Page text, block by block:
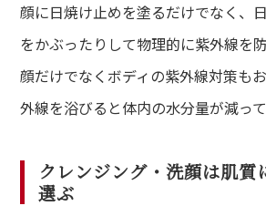
る質問
まの声
顔に日焼け止めを塗るだけでなく、
をかぶったりして物理的に紫外線を
顔だけでなくボディの紫外線対策も
外線を浴びると体内の水分量が減って
クレンジング・洗顔は肌質
選ぶ